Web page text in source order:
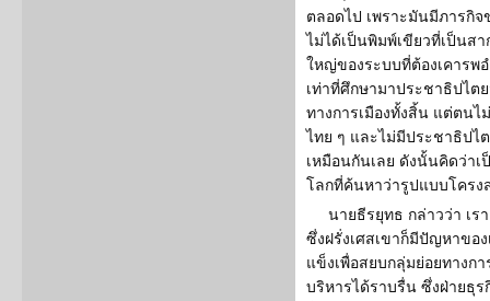
ตลอดไป เพราะมันมีภารกิ
ไม่ได้เป็นพิมพ์เขียวที่เป็นส
ใหญ่ของระบบที่ต้องเคาร
เท่าที่ศึกษามาประชาธิปไต
ทางการเมืองทั้งสิ้น แต่ตนไ
ไทย ๆ และไม่มีประชาธิปไ
เหมือนกันเลย ดังนั้นคิดว่า
โลกที่ค้นหาว่ารูปแบบโครง
นายธีรยุทธ กล่าวว่า เร
ซึ่งฝรั่งเศสเขาก็มีปัญหาขอ
แข็งเพื่อสยบกลุ่มย่อยทางกา
บริหารได้ราบรื่น ซึ่งฝ่ายธุ